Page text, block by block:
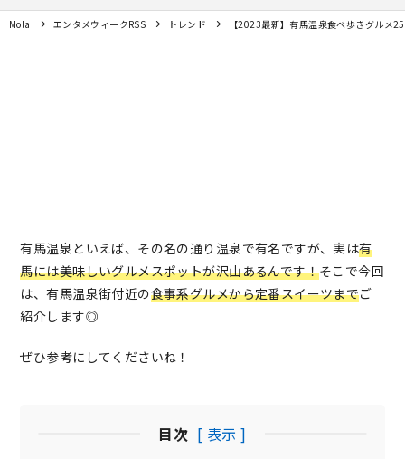
Mola エンタメウィークRSS トレンド 【2023最新】有馬温泉食べ歩きグルメ
有馬温泉といえば、その名の通り温泉で有名ですが、実は有
馬には美味しいグルメスポットが沢山あるんです！そこで今回
は、有馬温泉街付近の食事系グルメから定番スイーツまでご
紹介します◎
ぜひ参考にしてくださいね！
目次 [ 表示 ]